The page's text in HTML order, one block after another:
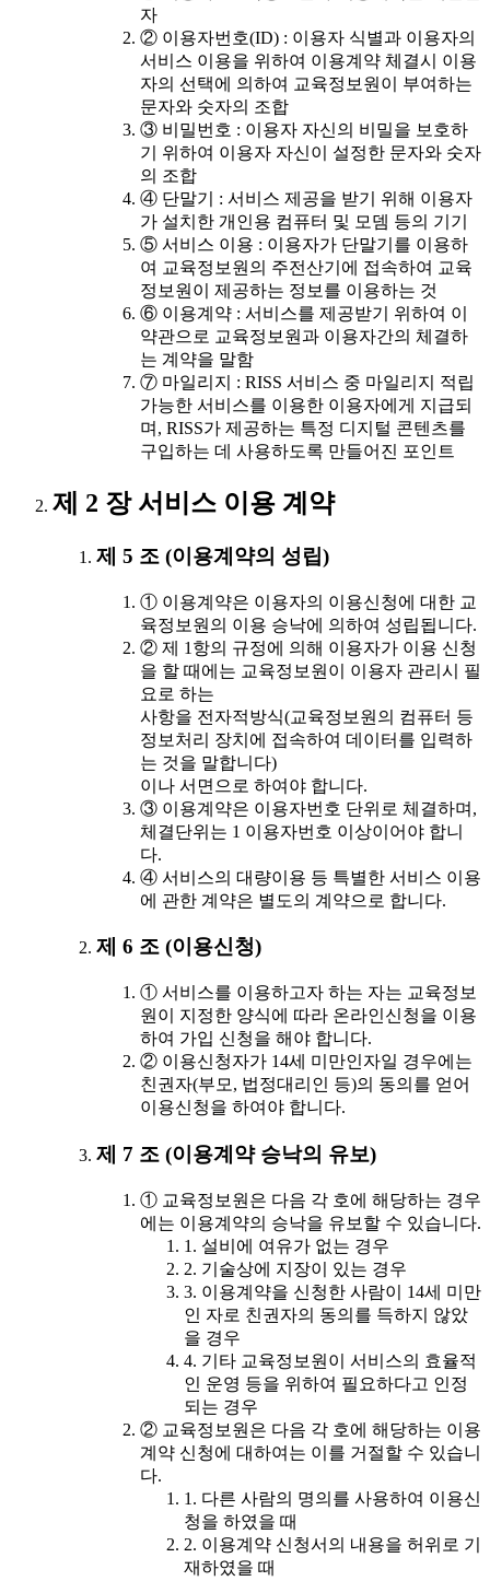
자
② 이용자번호(ID) : 이용자 식별과 이용자의
서비스 이용을 위하여 이용계약 체결시 이용
자의 선택에 의하여 교육정보원이 부여하는
문자와 숫자의 조합
③ 비밀번호 : 이용자 자신의 비밀을 보호하
기 위하여 이용자 자신이 설정한 문자와 숫자
의 조합
④ 단말기 : 서비스 제공을 받기 위해 이용자
가 설치한 개인용 컴퓨터 및 모뎀 등의 기기
⑤ 서비스 이용 : 이용자가 단말기를 이용하
여 교육정보원의 주전산기에 접속하여 교육
정보원이 제공하는 정보를 이용하는 것
⑥ 이용계약 : 서비스를 제공받기 위하여 이
약관으로 교육정보원과 이용자간의 체결하
는 계약을 말함
⑦ 마일리지 : RISS 서비스 중 마일리지 적립
가능한 서비스를 이용한 이용자에게 지급되
며, RISS가 제공하는 특정 디지털 콘텐츠를
구입하는 데 사용하도록 만들어진 포인트
제 2 장 서비스 이용 계약
제 5 조 (이용계약의 성립)
① 이용계약은 이용자의 이용신청에 대한 교
육정보원의 이용 승낙에 의하여 성립됩니다.
② 제 1항의 규정에 의해 이용자가 이용 신청
을 할 때에는 교육정보원이 이용자 관리시 필
요로 하는
사항을 전자적방식(교육정보원의 컴퓨터 등
정보처리 장치에 접속하여 데이터를 입력하
는 것을 말합니다)
이나 서면으로 하여야 합니다.
③ 이용계약은 이용자번호 단위로 체결하며,
체결단위는 1 이용자번호 이상이어야 합니
다.
④ 서비스의 대량이용 등 특별한 서비스 이용
에 관한 계약은 별도의 계약으로 합니다.
제 6 조 (이용신청)
① 서비스를 이용하고자 하는 자는 교육정보
원이 지정한 양식에 따라 온라인신청을 이용
하여 가입 신청을 해야 합니다.
② 이용신청자가 14세 미만인자일 경우에는
친권자(부모, 법정대리인 등)의 동의를 얻어
이용신청을 하여야 합니다.
제 7 조 (이용계약 승낙의 유보)
① 교육정보원은 다음 각 호에 해당하는 경우
에는 이용계약의 승낙을 유보할 수 있습니다.
1. 설비에 여유가 없는 경우
2. 기술상에 지장이 있는 경우
3. 이용계약을 신청한 사람이 14세 미만
인 자로 친권자의 동의를 득하지 않았
을 경우
4. 기타 교육정보원이 서비스의 효율적
인 운영 등을 위하여 필요하다고 인정
되는 경우
② 교육정보원은 다음 각 호에 해당하는 이용
계약 신청에 대하여는 이를 거절할 수 있습니
다.
1. 다른 사람의 명의를 사용하여 이용신
청을 하였을 때
2. 이용계약 신청서의 내용을 허위로 기
재하였을 때